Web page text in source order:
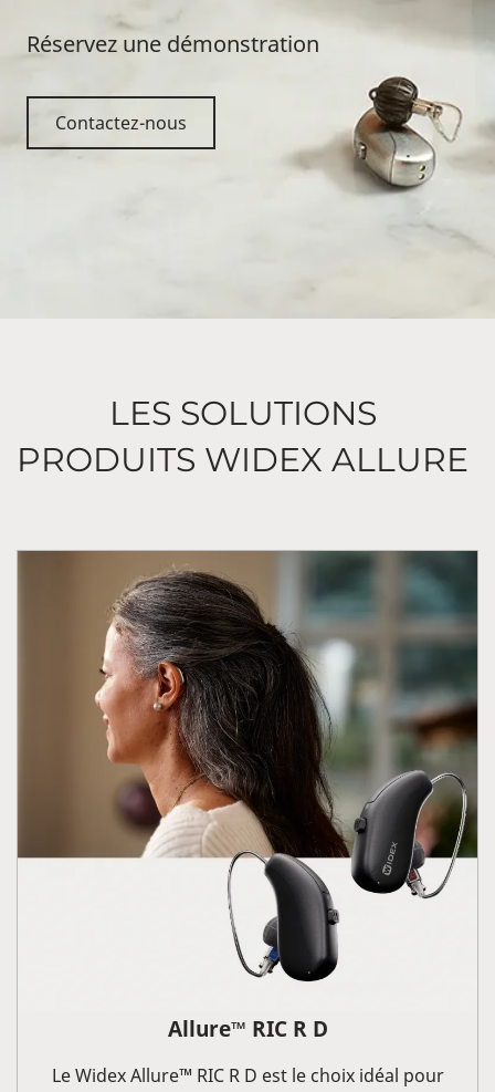
Réservez une démonstration
Contactez-nous
LES SOLUTIONS
PRODUITS WIDEX ALLURE
Allure™ RIC R D
Le Widex Allure™ RIC R D est le choix idéal pour